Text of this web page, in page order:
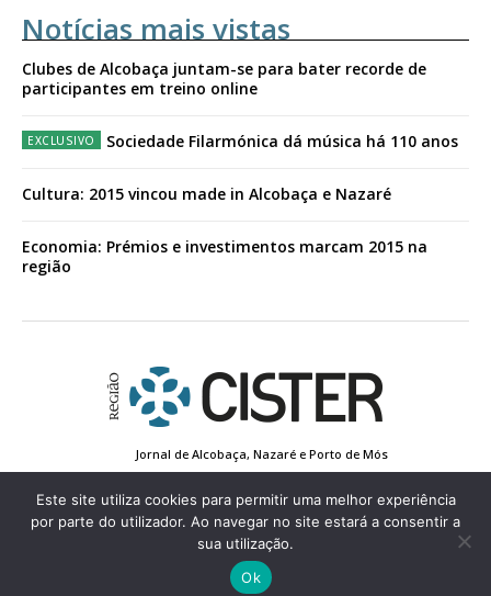
Notícias mais vistas
Clubes de Alcobaça juntam-se para bater recorde de
participantes em treino online
Sociedade Filarmónica dá música há 110 anos
Cultura: 2015 vincou made in Alcobaça e Nazaré
Economia: Prémios e investimentos marcam 2015 na
região
Jornal de Alcobaça, Nazaré e Porto de Mós
Conta de Registo
Edição Impressa
© 2022 Região de Cister - Todos os direitos reservados.
Este site utiliza cookies para permitir uma melhor experiência
por parte do utilizador. Ao navegar no site estará a consentir a
sua utilização.
Ok